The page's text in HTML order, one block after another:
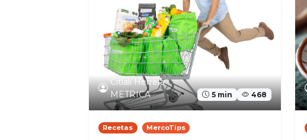
Citlali Herrera
METRICA
5 min 468
Recetas MercoTips